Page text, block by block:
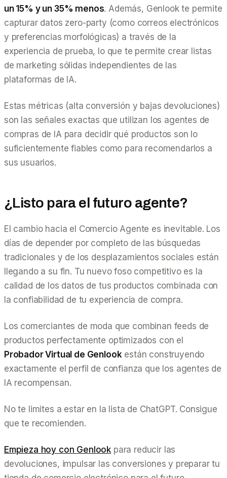
un 15% y un 35% menos. Además, Genlook te permite
capturar datos zero-party (como correos electrónicos
y preferencias morfológicas) a través de la
experiencia de prueba, lo que te permite crear listas
de marketing sólidas independientes de las
plataformas de IA.
Estas métricas (alta conversión y bajas devoluciones)
son las señales exactas que utilizan los agentes de
compras de IA para decidir qué productos son lo
suficientemente fiables como para recomendarlos a
sus usuarios.
¿Listo para el futuro agente?
El cambio hacia el Comercio Agente es inevitable. Los
días de depender por completo de las búsquedas
tradicionales y de los desplazamientos sociales están
llegando a su fin. Tu nuevo foso competitivo es la
calidad de los datos de tus productos combinada con
la confiabilidad de tu experiencia de compra.
Los comerciantes de moda que combinan feeds de
productos perfectamente optimizados con el
Probador Virtual de Genlook están construyendo
exactamente el perfil de confianza que los agentes de
IA recompensan.
No te limites a estar en la lista de ChatGPT. Consigue
que te recomienden.
Empieza hoy con Genlook para reducir las
devoluciones, impulsar las conversiones y preparar tu